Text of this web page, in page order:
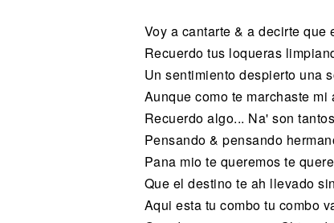
Voy a cantarte & a decirte que
Recuerdo tus loqueras
Un sentimiento despierto una
Aunque como te marchaste
Recuerdo algo... Na' son
Pensando & pensando
Pana mio te queremos te
Que el destino te ah llevado
Aqui esta tu combo tu combo